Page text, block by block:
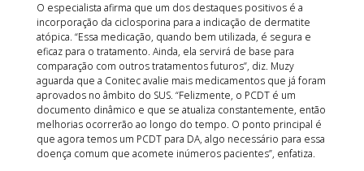
O especialista afirma que um dos destaques positivos é a
incorporação da ciclosporina para a indicação de dermatite
atópica. “Essa medicação, quando bem utilizada, é segura e
eficaz para o tratamento. Ainda, ela servirá de base para
comparação com outros tratamentos futuros”, diz. Muzy
aguarda que a Conitec avalie mais medicamentos que já foram
aprovados no âmbito do SUS. “Felizmente, o PCDT é um
documento dinâmico e que se atualiza constantemente, então
melhorias ocorrerão ao longo do tempo. O ponto principal é
que agora temos um PCDT para DA, algo necessário para essa
doença comum que acomete inúmeros pacientes”, enfatiza.